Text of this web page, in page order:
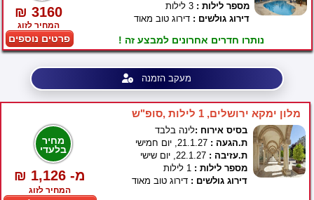
₪ 3160
המחיר לזוג
פרטים נוספים
מספר לילות : 3 לילות
דירוג גולשים : דירוג טוב מאוד
נותרו חדרים אחרונים למבצע זה !
מעקב הזמנה
מלון ימקא ירושלים, 1 לילות ,סופ"ש
מחיר
בלעדי
₪ 1,126 -מ
המחיר לזוג
בסיס אירוח :לינה בלבד
ת.הגעה :
ת.עזיבה :
מספר לילות :
דירוג גולשים : דירוג טוב מאוד